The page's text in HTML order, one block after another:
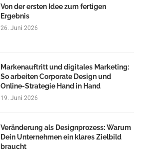
Von der ersten Idee zum fertigen
Ergebnis
26. Juni 2026
Markenauftritt und digitales Marketing:
So arbeiten Corporate Design und
Online-Strategie Hand in Hand
19. Juni 2026
Veränderung als Designprozess: Warum
Dein Unternehmen ein klares Zielbild
braucht